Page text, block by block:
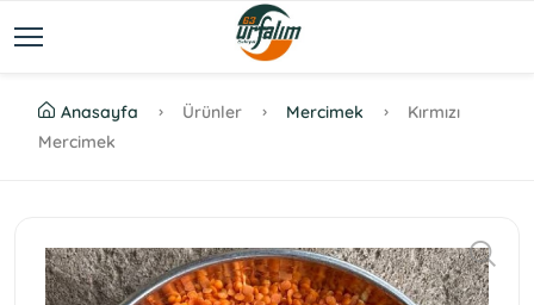
Anasayfa Ürünler Mercimek
Kırmızı
Mercimek